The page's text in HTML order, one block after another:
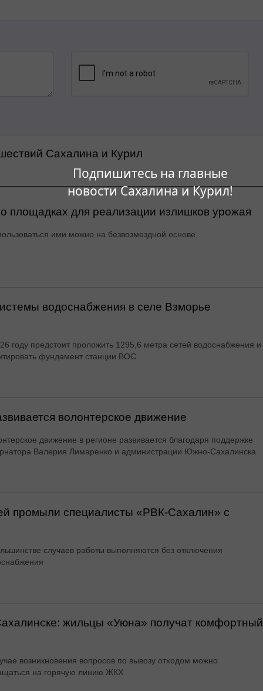
Подпишитесь на главные
новости Сахалина и Курил!
Сахалина и Курил
для реализации излишков урожая
ими можно на безвозмездной основе
водоснабжения в селе Взморье
году предстоит проложить 1295,6 метра сетей водоснабжения и
фундамент станции ВОС
волонтерское движение
движение в регионе развивается благодаря поддержке
Валерия Лимаренко и администрации Южно-Сахалинска
промыли специалисты «РВК‑Сахалин» с
случаев работы выполняются без отключения
жильцы «Уюна» получат комфортный
возникновения вопросов по вывозу отходом можно
на горячую линию ЖКХ